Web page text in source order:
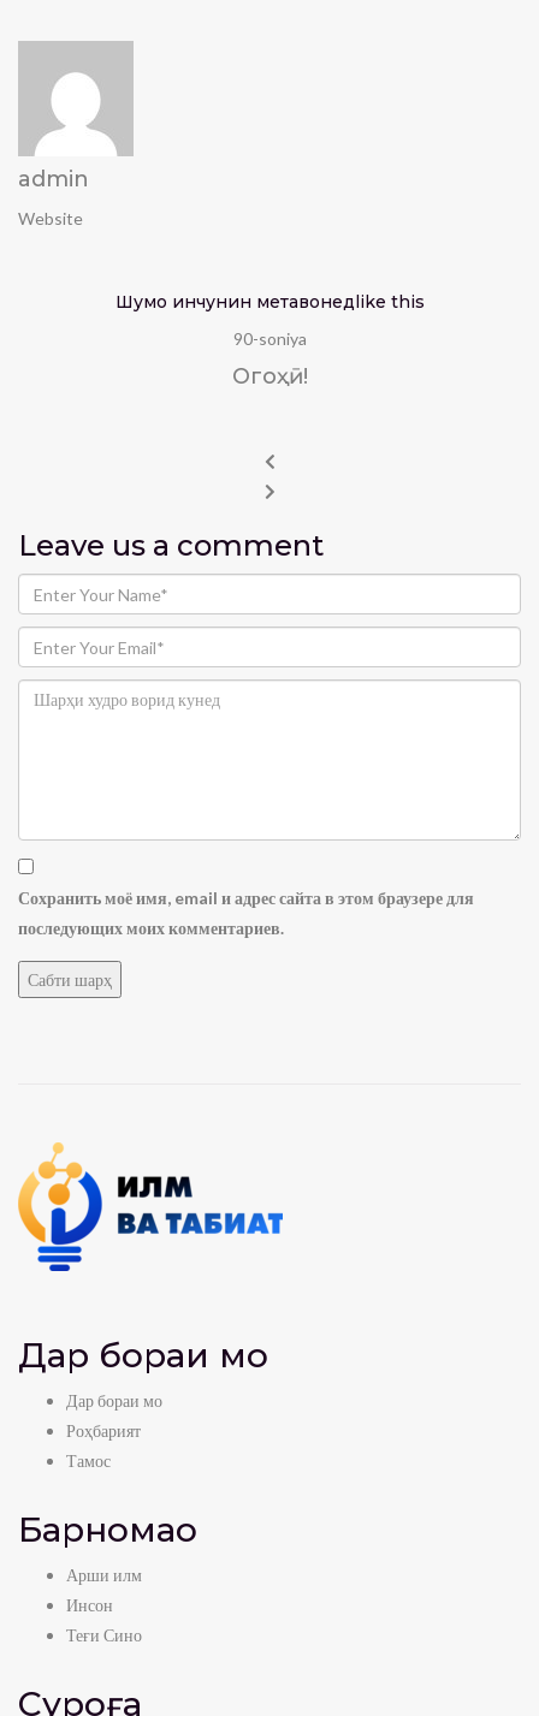
admin
Website
Шумо инчунин метавонед like this
90-soniya
Огоҳӣ!
Leave us a comment
Сохранить моё имя, email и адрес сайта в этом браузере для
последующих моих комментариев.
Дар бораи мо
Дар бораи мо
Роҳбарият
Тамос
Барномаҳо
Арши илм
Инсон
Теғи Сино
Суроға